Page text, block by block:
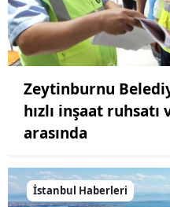
Zeytinburnu
hızlı inşaat
arasında
İstanbul Haberleri